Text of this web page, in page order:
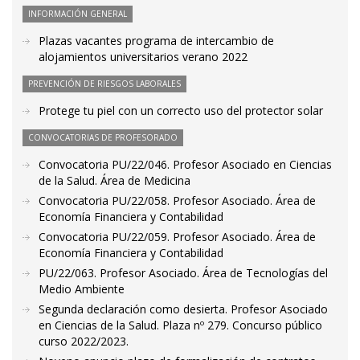
INFORMACIÓN GENERAL
Plazas vacantes programa de intercambio de
alojamientos universitarios verano 2022
PREVENCIÓN DE RIESGOS LABORALES
Protege tu piel con un correcto uso del protector solar
CONVOCATORIAS DE PROFESORADO
Convocatoria PU/22/046. Profesor Asociado en Ciencias
de la Salud. Área de Medicina
Convocatoria PU/22/058. Profesor Asociado. Área de
Economía Financiera y Contabilidad
Convocatoria PU/22/059. Profesor Asociado. Área de
Economía Financiera y Contabilidad
PU/22/063. Profesor Asociado. Área de Tecnologías del
Medio Ambiente
Segunda declaración como desierta. Profesor Asociado
en Ciencias de la Salud. Plaza nº 279. Concurso público
curso 2022/2023.